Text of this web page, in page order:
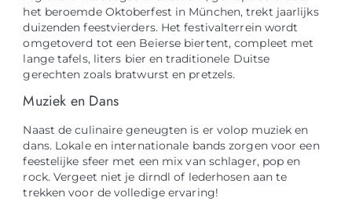
het beroemde Oktoberfest in München, trekt jaarlijks
duizenden feestvierders. Het festivalterrein wordt
omgetoverd tot een Beierse biertent, compleet met
lange tafels, liters bier en traditionele Duitse
gerechten zoals bratwurst en pretzels.
Muziek en Dans
Naast de culinaire geneugten is er volop muziek en
dans. Lokale en internationale bands zorgen voor een
feestelijke sfeer met een mix van schlager, pop en
rock. Vergeet niet je dirndl of lederhosen aan te
trekken voor de volledige ervaring!